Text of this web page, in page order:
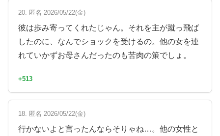
20. 匿名 2026/05/22(金)
彼は歩み寄ってくれたじゃん。それを主が蹴っ飛ば
したのに、なんでショックを受けるの。他の女を連
れていかずお母さんだったのも苦肉の策でしょ。
+513
18. 匿名 2026/05/22(金)
行かないよと言ったんならそりゃね…。他の女性と